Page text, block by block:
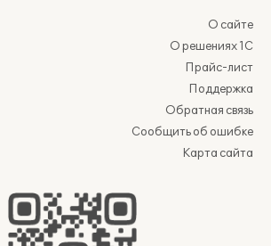
О сайте
О решениях 1С
Прайс-лист
Поддержка
Обратная связь
Сообщить об ошибке
Карта сайта